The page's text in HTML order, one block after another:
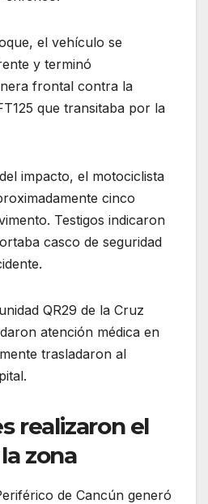
el vehículo se
y terminó
frontal contra la
que transitaba por la
impacto, el motociclista
cinco
Testigos indicaron
casco de seguridad
QR29 de la Cruz
atención médica en
trasladaron al
realizaron el
zona
de Cancún generó